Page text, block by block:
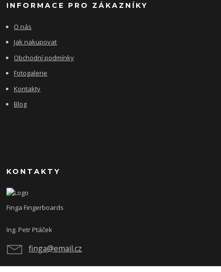
INFORMACE PRO ZÁKAZNÍKY
O nás
Jak nakupovat
Obchodní podmínky
Fotogalerie
Kontakty
Blog
KONTAKTY
Finga Fingerboards
Ing. Petr Ptáček
finga@email.cz